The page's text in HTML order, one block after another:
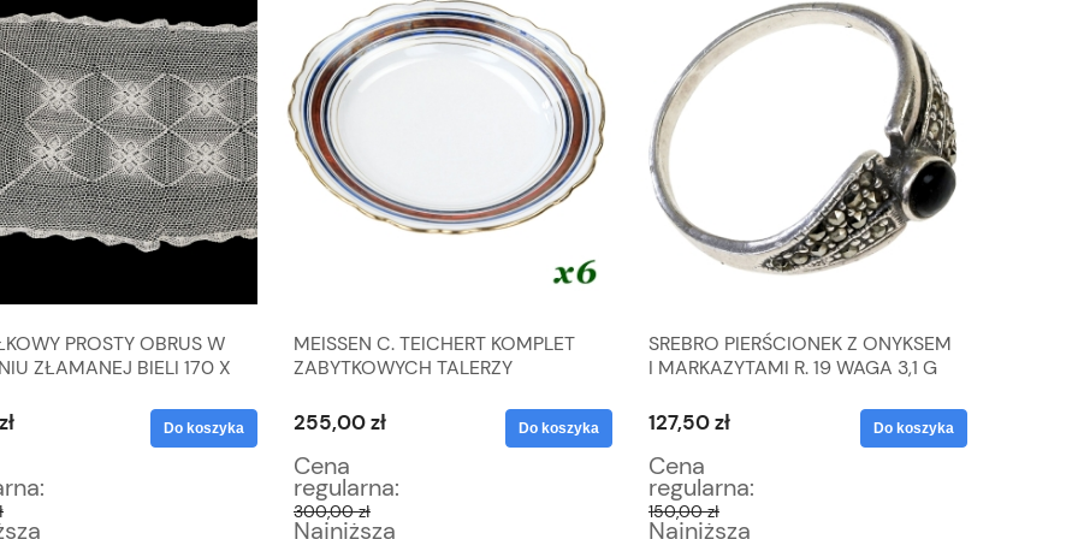
PROSTY OBRUS W
ZŁAMANEJ BIELI 170 X
Do koszyka
MEISSEN C. TEICHERT KOMPLET
ZABYTKOWYCH TALERZY
255,00 zł
Cena
regularna:
300,00 zł
Najniższa
Do koszyka
SREBRO PIERŚCIONEK Z ONYKSEM
I MARKAZYTAMI R. 19 WAGA 3,1 G
127,50 zł
Cena
regularna:
150,00 zł
Najniższa
Do koszyka